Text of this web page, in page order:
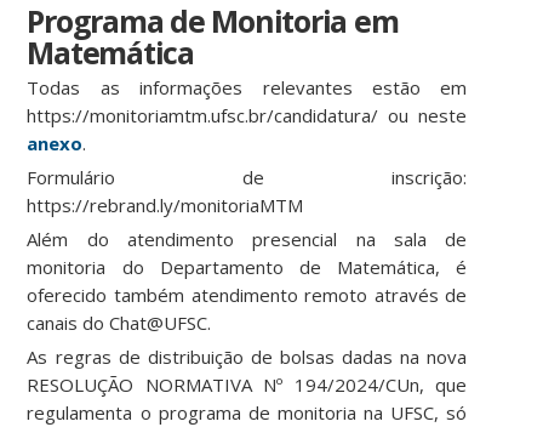
Programa de Monitoria em
Matemática
Todas as informações relevantes estão em
https://monitoriamtm.ufsc.br/candidatura/ ou neste
anexo.
Formulário de inscrição:
https://rebrand.ly/monitoriaMTM
Além do atendimento presencial na sala de
monitoria do Departamento de Matemática, é
oferecido também atendimento remoto através de
canais do Chat@UFSC.
As regras de distribuição de bolsas dadas na nova
RESOLUÇÃO NORMATIVA Nº 194/2024/CUn, que
regulamenta o programa de monitoria na UFSC, só